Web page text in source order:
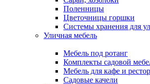
Поленницы
Цветочницы горшки
Системы хранения для
Уличная мебель
Мебель под ротанг
Комплекты садовой
Мебель для кафе и
Садовые качели